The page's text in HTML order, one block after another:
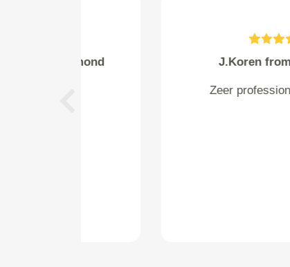
Fred van Haarlem from Best
Perfecte site, fijne garage.